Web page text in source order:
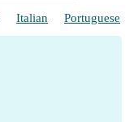
Italian Portuguese